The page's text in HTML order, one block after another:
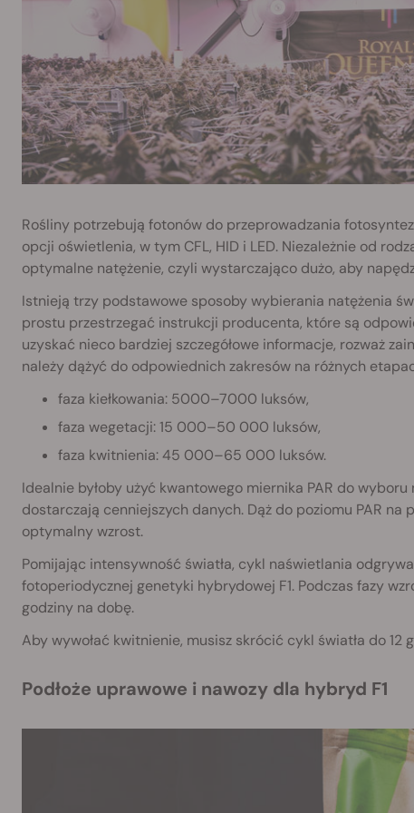
Rośliny potrzebują fotonów do przeprowadzania
opcji oświetlenia, w tym CFL, HID i LED. Niezależnie od
optymalne natężenie, czyli wystarczająco dużo, aby
Istnieją trzy podstawowe sposoby wybierania natężenia
prostu przestrzegać instrukcji producenta, które są
uzyskać nieco bardziej szczegółowe informacje, rozważ
należy dążyć do odpowiednich zakresów na różnych
faza kiełkowania: 5000–7000 luksów,
faza wegetacji: 15 000–50 000 luksów,
faza kwitnienia: 45 000–65 000 luksów.
Idealnie byłoby użyć kwantowego miernika PAR do
dostarczają cenniejszych danych. Dąż do poziomu PAR
optymalny wzrost.
Pomijając intensywność światła, cykl naświetlania
fotoperiodycznej genetyki hybrydowej F1. Podczas fazy
godziny na dobę.
Aby wywołać kwitnienie, musisz skrócić cykl światła do 12
Podłoże uprawowe i nawozy dla hybryd F1